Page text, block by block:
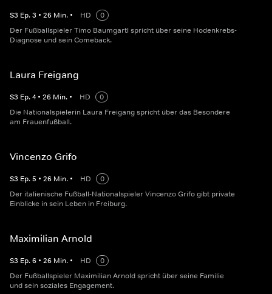
S3 Ep.3 • 26 Min. • HD
0
Der Fußballspieler Timo Baumgartl spricht über seine Hodenkrebs-
Diagnose und sein Comeback.
Laura Freigang
S3 Ep.4 • 26 Min. • HD
0
Die Nationalspielerin Laura Freigang spricht über das Besondere
am Frauenfußball.
Vincenzo Grifo
S3 Ep.5 • 26 Min. • HD
0
Der italienische Fußball-Nationalspieler Vincenzo Grifo gibt private
Einblicke in sein Leben in Freiburg.
Maximilian Arnold
S3 Ep.6 • 26 Min. • HD
0
Der Fußballspieler Maximilian Arnold spricht über seine Familie
und sein soziales Engagement.